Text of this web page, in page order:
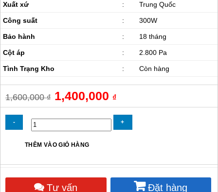
Xuất xứ : Trung Quốc
Công suất : 300W
Bảo hành : 18 tháng
Cột áp : 2.800 Pa
Tình Trạng Kho : Còn hàng
1,600,000₫
Giá
gốc
là:
1,400,000 ₫
Giá
hiện
tại
là:
1,400,000 ₫.
Tay
THÊM VÀO GIỎ HÀNG
Tư vấn Đặt hàng